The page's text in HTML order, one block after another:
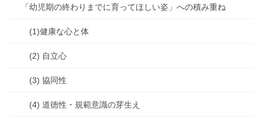
「幼児期の終わりまでに育ってほしい姿」への積み重ね
(1)健康な心と体
(2) 自立心
(3) 協同性
(4) 道徳性・規範意識の芽生え